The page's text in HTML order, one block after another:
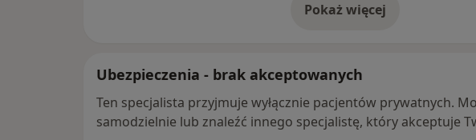
Pokaż więcej
o adresie
Ubezpieczenia - brak akceptowanych
Ten specjalista przyjmuje wyłącznie pacjentów prywatnych.
samodzielnie lub znaleźć innego specjalistę, który akceptuje